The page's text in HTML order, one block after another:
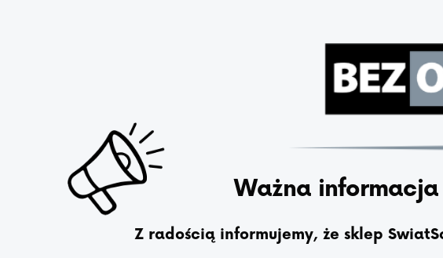
Ważna
Z radością informujemy, że sklep